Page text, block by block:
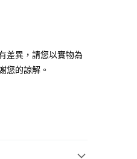
差異，請您以實物為
您的諒解。